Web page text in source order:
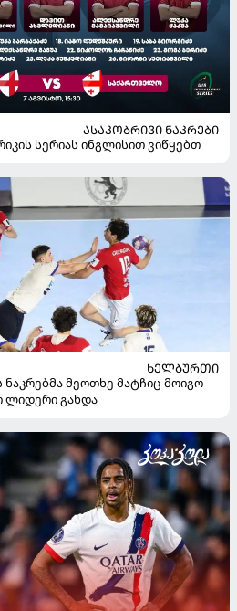
ᲐᲡᲐᲙᲝᲑᲠᲘᲕᲘ ᲜᲐᲙᲠᲔᲑᲘ
სერიას ინგლისით ვიწყებთ
ᲮᲔᲚᲑᲣᲠᲗᲘ
მეოთხე მატჩიც მოიგო
ლიდერი გახდა